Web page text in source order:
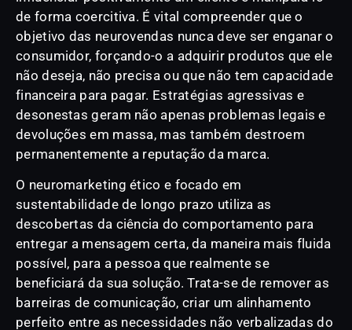
de forma coercitiva. É vital compreender que o
objetivo das neurovendas nunca deve ser enganar o
consumidor, forçando-o a adquirir produtos que ele
não deseja, não precisa ou que não tem capacidade
financeira para pagar. Estratégias agressivas e
desonestas geram não apenas problemas legais e
devoluções em massa, mas também destroem
permanentemente a reputação da marca.
O neuromarketing ético e focado em
sustentabilidade de longo prazo utiliza as
descobertas da ciência do comportamento para
entregar a mensagem certa, da maneira mais fluida
possível, para a pessoa que realmente se
beneficiará da sua solução. Trata-se de remover as
barreiras de comunicação, criar um alinhamento
perfeito entre as necessidades não verbalizadas do